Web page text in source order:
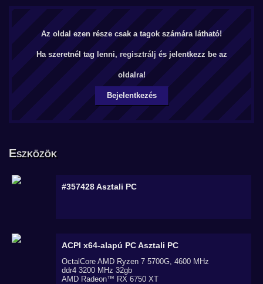
Az oldal ezen része csak a tagok számára látható!
Ha szeretnél tag lenni, regisztrálj és jelentkezz be az
oldalra!
Bejelentkezés
Eszközök
#357428Asztali PC
ACPI x64-alapú PCAsztali PC
OctalCore AMD Ryzen 7 5700G, 4600 MHz
ddr4 3200 MHz 32gb
AMD Radeon™ RX 6750 XT